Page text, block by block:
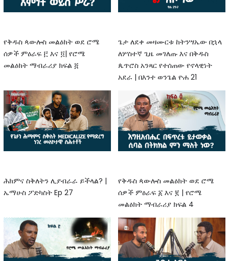
የቅዱስ ጳውሎስ መልዕክት ወደ ሮሜ
ሰዎች ምዕራፍ ፫ እና ፬| የሮሜ
መልዕክት ማብራሪያ ክፍል ፭
ጌታ ለደቀ መዛሙርቱ ከትንሣኤው በኋላ
ለሦስተኛ ጊዜ መገለጡ እና በቅዱስ
ጴጥሮስ አንጻር የተሰጠው የኖላዊነት
አደራ | በእንተ ወንጌል ዮሐ 21
ሕክምና ስቅለትን ሊያብራራ ይችላል? |
ኤማሁስ ፖድካስት Ep 27
የቅዱስ ጳውሎስ መልዕክት ወደ ሮሜ
ሰዎች ምዕራፍ ፩ እና ፪ | የሮሜ
መልዕክት ማብራሪያ ክፍል 4